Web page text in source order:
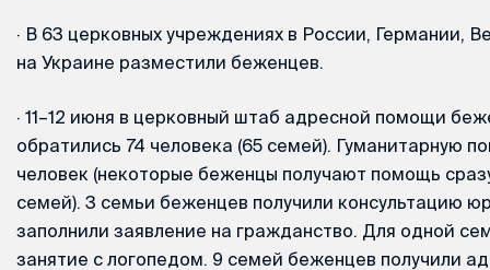
· В 63 церковных учреждениях в России, Германии,
на Украине разместили беженцев.
· 11–12 июня в церковный штаб адресной помощи
обратились 74 человека (65 семей). Гуманитарную
человек (некоторые беженцы получают помощь
семей). 3 семьи беженцев получили консультацию
заполнили заявление на гражданство. Для одной
занятие с логопедом. 9 семей беженцев получили